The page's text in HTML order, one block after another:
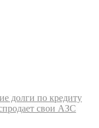
долги по кредиту
свои АЗС